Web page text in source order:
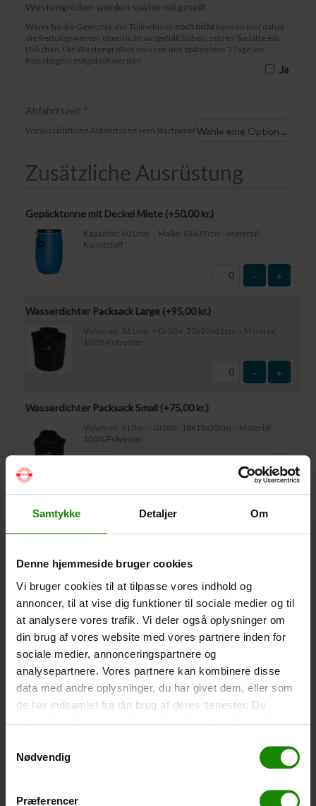
Samtykke Detaljer Om
Denne hjemmeside bruger cookies
Vi bruger cookies til at tilpasse vores indhold og
annoncer, til at vise dig funktioner til sociale medier og til
at analysere vores trafik. Vi deler også oplysninger om
din brug af vores website med vores partnere inden for
sociale medier, annonceringspartnere og
analysepartnere. Vores partnere kan kombinere disse
data med andre oplysninger, du har givet dem, eller som
de har indsamlet fra din brug af deres tjenester. Du
Nødvendig
Præferencer
Westengrößen werden später mitgeteilt
Wenn Sie die Gewichte der Teilnehmer noch nicht kennen und daher
die Rettungswesten oben nicht ausgefüllt haben, setzen Sie bitte ein
Häkchen. Die Westengrößen müssen uns spätestens 3 Tage vor
Reisebeginn mitgeteilt werden
Ja
Abfahrtszeit *
Voraussichtliche Abfahrtszeit vom Startpunkt
Zusätzliche Ausrüstung
Gepäcktonne mit Deckel Miete (+50,00 kr.)
Kapazität: 60 Liter – Maße: 63x37cm – Material:
Kunststoff
- +
Wasserdichter Packsack Large (+95,00kr.)
Volumen: 36 Liter – Größe: 30x30x61cm – Material:
100% Polyester
- +
Wasserdichter Packsack Small (+75,00kr.)
Volumen: 6 Liter – Größe: 18x18x35cm – Material:
100% Polyester
- +
werden, während es in der Hülle ist. Wasserdicht bis 1
Zelt – Grand Canyon Topeka 4 (+ 750,00kr.
Personenanzahl: 4 – Klicken Sie auf das Bild, um die
Zeltgröße zu sehen.
- +
Fischernetz für Kinder (+ 30,00kr. )
+